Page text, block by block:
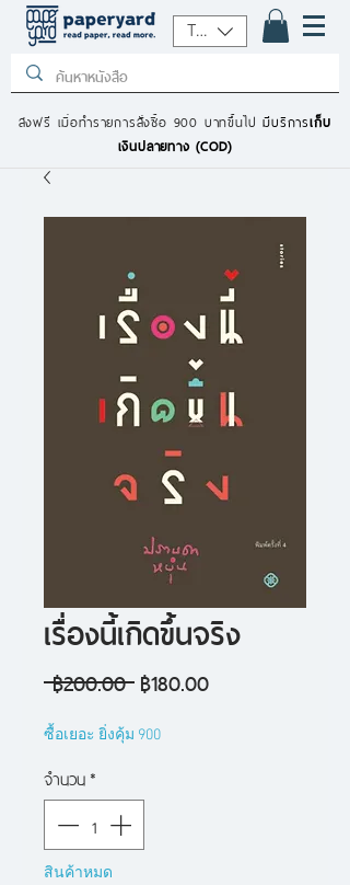
THB (฿)
ส่งฟรี เมื่อทำรายการสั่งซื้อ 900 บาทขึ้นไปมีบริการเก็บ
เงินปลายทาง (COD)
เรื่องนี้เกิดขึ้นจริง
฿200.00 ราคา
฿180.00ราคา
ซื้อเยอะ ยิ่งคุ้ม 900
จำนวน*
สินค้าหมด